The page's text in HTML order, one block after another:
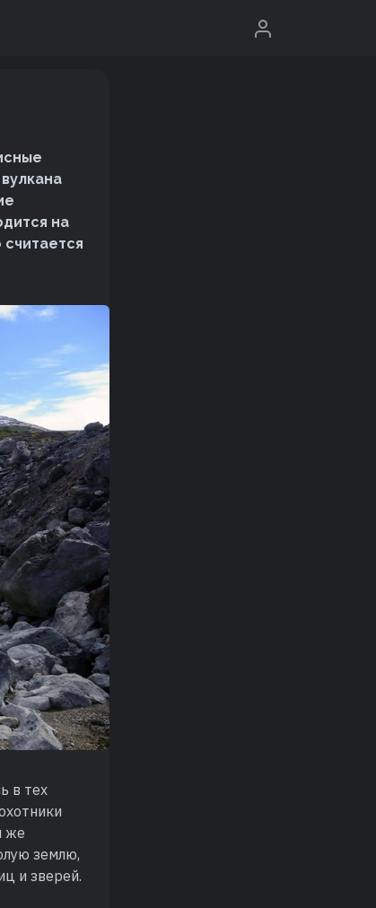
на
в тех
же
землю,
и зверей.